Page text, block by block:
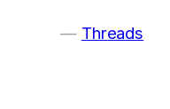
Threads